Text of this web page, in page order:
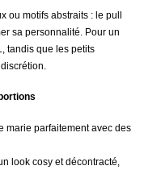
ou motifs abstraits : le pull
sa personnalité. Pour un
tandis que les petits
marie parfaitement avec des
look cosy et décontracté,